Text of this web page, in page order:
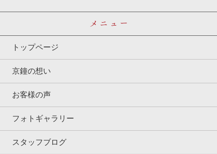
トップページ
京鐘の想い
お客様の声
フォトギャラリー
スタッフブログ